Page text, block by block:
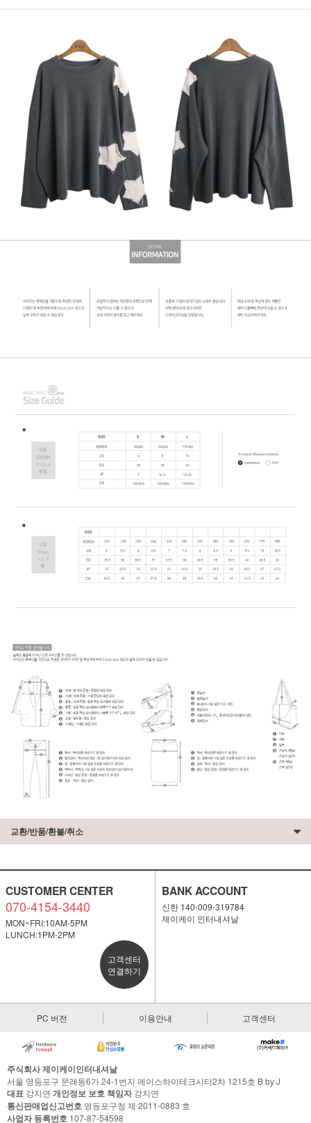
교환/반품/환불/취소
CUSTOMER CENTER
070-4154-3440
MON~FRI:10AM-5PM
LUNCH:1PM-2PM
고객센터
연결하기
BANK ACCOUNT
신한 140-009-319784
제이케이 인터내셔날
PC 버전 이용안내 고객센터
주식회사 제이케이인터내셔날
서울 영등포구 문래동6가 24-1번지 에이스하이테크시티2차 1215호 B by J
대표 강지연 개인정보 보호 책임자강지연
통신판매업신고번호 영등포구청 제 2011-0883 호
사업자 등록번호 107-87-54598